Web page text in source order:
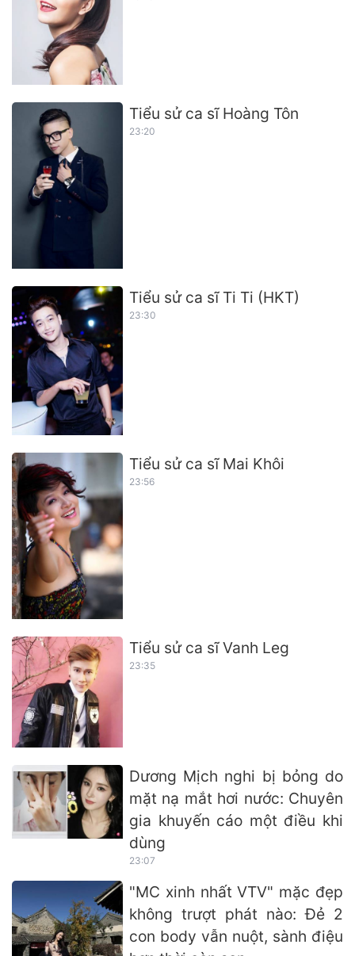
Tiểu sử ca sĩ Hoàng Tôn
23:20
Tiểu sử ca sĩ Ti Ti (HKT)
23:30
Tiểu sử ca sĩ Mai Khôi
23:56
Tiểu sử ca sĩ Vanh Leg
23:35
Dương Mịch nghi bị bỏng do
mặt nạ mắt hơi nước: Chuyên
gia khuyến cáo một điều khi
dùng
23:07
"MC xinh nhất VTV" mặc đẹp
không trượt phát nào: Đẻ 2
con body vẫn nuột, sành điệu